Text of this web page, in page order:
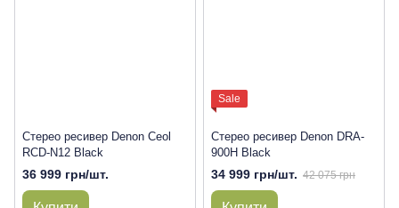
Стерео ресивер Denon Ceol
RCD-N12 Black
36 999 грн/шт.
Sale
Стерео ресивер Denon DRA-
900H Black
34 999 грн/шт. 42 075 грн